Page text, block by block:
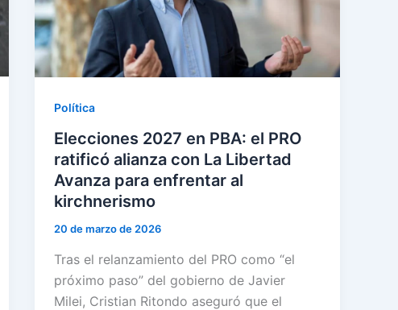
Política
Elecciones 2027 en PBA: el PRO
ratificó alianza con La Libertad
Avanza para enfrentar al
kirchnerismo
20 de marzo de 2026
Tras el relanzamiento del PRO como “el
próximo paso” del gobierno de Javier
Milei, Cristian Ritondo aseguró que el